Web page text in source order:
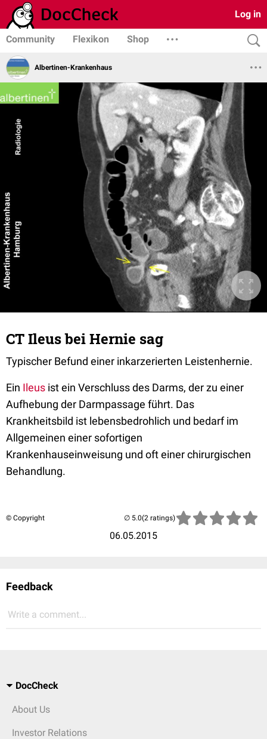
Log in
Community Flexikon Shop
Albertinen-Krankenhaus
CT Ileus bei Hernie sag
Typischer Befund einer inkarzerierten Leistenhernie.
Ein Ileus ist ein Verschluss des Darms, der zu einer
Aufhebung der Darmpassage führt. Das
Krankheitsbild ist lebensbedrohlich und bedarf im
Allgemeinen einer sofortigen
Krankenhauseinweisung und oft einerchirurgischen
Behandlung.
© Copyright
06.05.2015
(2 ratings)
Feedback
Write a comment...
DocCheck
About Us
Investor Relations